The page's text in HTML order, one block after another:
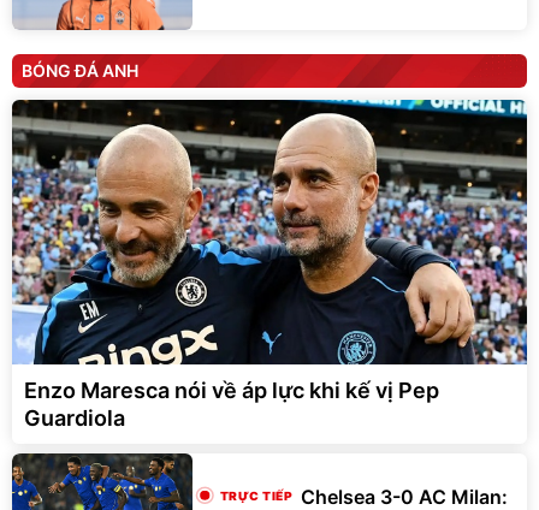
BÓNG ĐÁ ANH
Enzo Maresca nói về áp lực khi kế vị Pep
Guardiola
Chelsea 3-0 AC Milan: